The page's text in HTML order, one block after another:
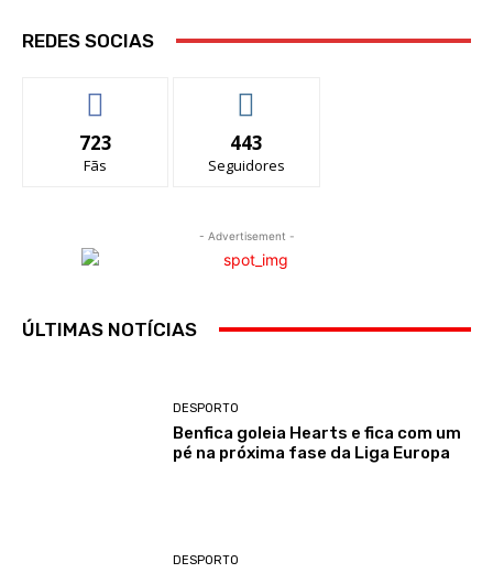
REDES SOCIAS
723
Fãs
443
Seguidores
- Advertisement -
ÚLTIMAS NOTÍCIAS
DESPORTO
Benfica goleia Hearts e fica com um
pé na próxima fase da Liga Europa
DESPORTO